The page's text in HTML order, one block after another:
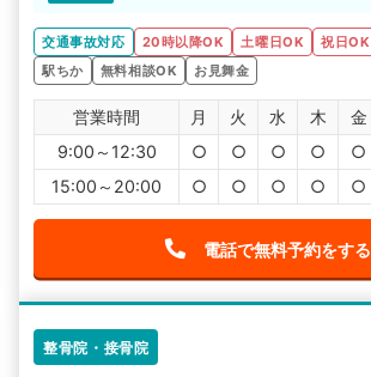
交通事故対応 20時以降OK 土曜日OK 祝日OK
駅ちか
無料相談OK お見舞金
営業時間 月 火 水 木 金
9:00～12:30
○ ○ ○ ○ ○
15:00～20:00
○ ○ ○ ○ ○
電話で無料予約をする
整骨院・接骨院